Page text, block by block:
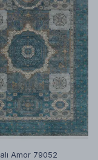
Amor 79052